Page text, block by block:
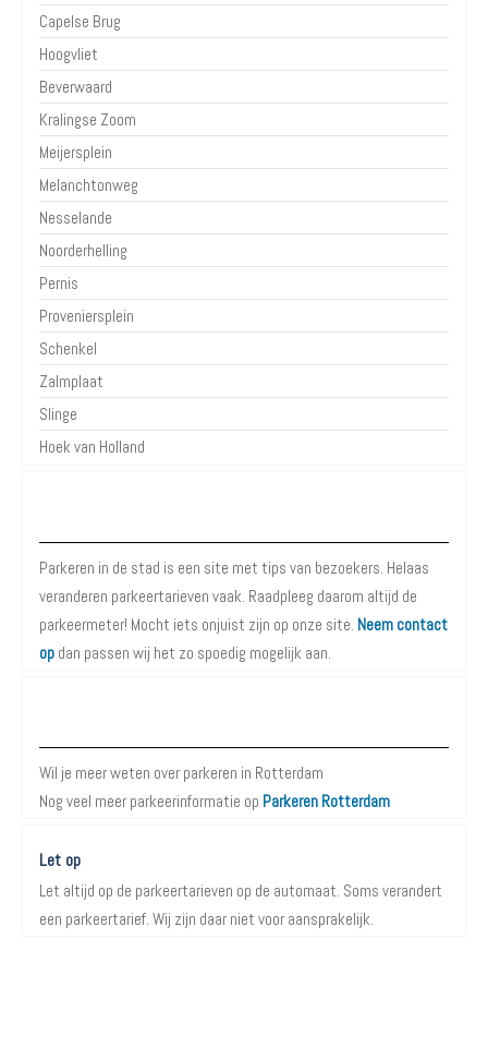
Capelse Brug
Hoogvliet
Beverwaard
Kralingse Zoom
Meijersplein
Melanchtonweg
Nesselande
Noorderhelling
Pernis
Proveniersplein
Schenkel
Zalmplaat
Slinge
Hoek van Holland
Parkeren in de stad is een site met tips van bezoekers. Helaas
veranderen parkeertarieven vaak. Raadpleeg daarom altijd de
parkeermeter! Mocht iets onjuist zijn op onze site. Neem contact
op dan passen wij het zo spoedig mogelijk aan.
Wil je meer weten over parkeren in Rotterdam
Nog veel meer parkeerinformatie op Parkeren Rotterdam
Let op
Let altijd op de parkeertarieven op de automaat. Soms verandert
een parkeertarief. Wij zijn daar niet voor aansprakelijk.